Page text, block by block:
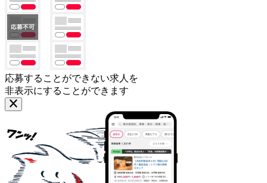
応募することができない求人を
非表示にすることができます